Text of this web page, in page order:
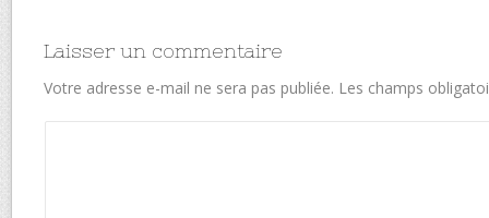
Laisser un commentaire
Votre adresse e-mail ne sera pas publiée. Les champs